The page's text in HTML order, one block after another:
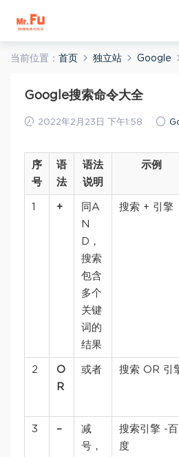
当前位置： 首页 独立站 Google
Google搜索命令大全
2022年2月23日 下午1:58
序
号
语
法
语法
说明
示例
1 +
同A
N
D，
搜索
包含
多个
关键
词的
结果
搜索 + 引擎
2
O
R
或者 搜索 OR 引
3 –
减
号，
搜索引擎 -百
度